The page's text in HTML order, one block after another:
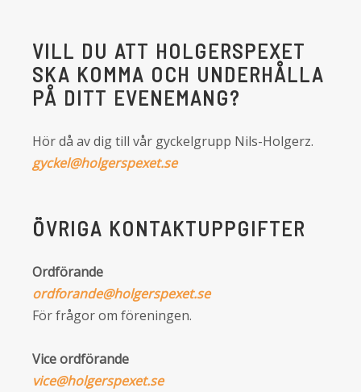
VILL DU ATT HOLGERSPEXET
SKA KOMMA OCH UNDERHÅLLA
PÅ DITT EVENEMANG?
Hör då av dig till vår gyckelgrupp Nils-Holgerz.
gyckel@holgerspexet.se
ÖVRIGA KONTAKTUPPGIFTER
Ordförande
ordforande@holgerspexet.se
För frågor om föreningen.
Vice ordförande
vice@holgerspexet.se